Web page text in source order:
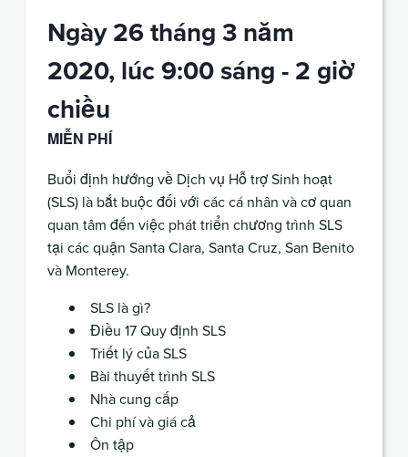
Ngày 26 tháng 3 năm
2020, lúc 9:00 sáng - 2 giờ
chiều
MIỄN PHÍ
Buổi định hướng về Dịch vụ Hỗ trợ Sinh hoạt
(SLS) là bắt buộc đối với các cá nhân và cơ quan
quan tâm đến việc phát triển chương trình SLS
tại các quận Santa Clara, Santa Cruz, San Benito
và Monterey.
SLS là gì?
Điều 17 Quy định SLS
Triết lý của SLS
Bài thuyết trình SLS
Nhà cung cấp
Chi phí và giá cả
Ôn tập